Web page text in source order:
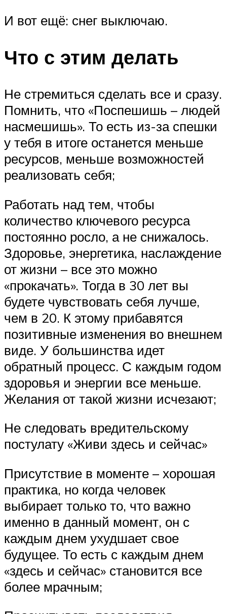
И вот ещё: снег выключаю.
Что с этим делать
Не стремиться сделать все и сразу.
Помнить, что «Поспешишь – людей
насмешишь». То есть из-за спешки
у тебя в итоге останется меньше
ресурсов, меньше возможностей
реализовать себя;
Работать над тем, чтобы
количество ключевого ресурса
постоянно росло, а не снижалось.
Здоровье, энергетика, наслаждение
от жизни – все это можно
«прокачать». Тогда в 30 лет вы
будете чувствовать себя лучше,
чем в 20. К этому прибавятся
позитивные изменения во внешнем
виде. У большинства идет
обратный процесс. С каждым годом
здоровья и энергии все меньше.
Желания от такой жизни исчезают;
Не следовать вредительскому
постулату «Живи здесь и сейчас»
Присутствие в моменте – хорошая
практика, но когда человек
выбирает только то, что важно
именно в данный момент, он с
каждым днем ухудшает свое
будущее. То есть с каждым днем
«здесь и сейчас» становится все
более мрачным;